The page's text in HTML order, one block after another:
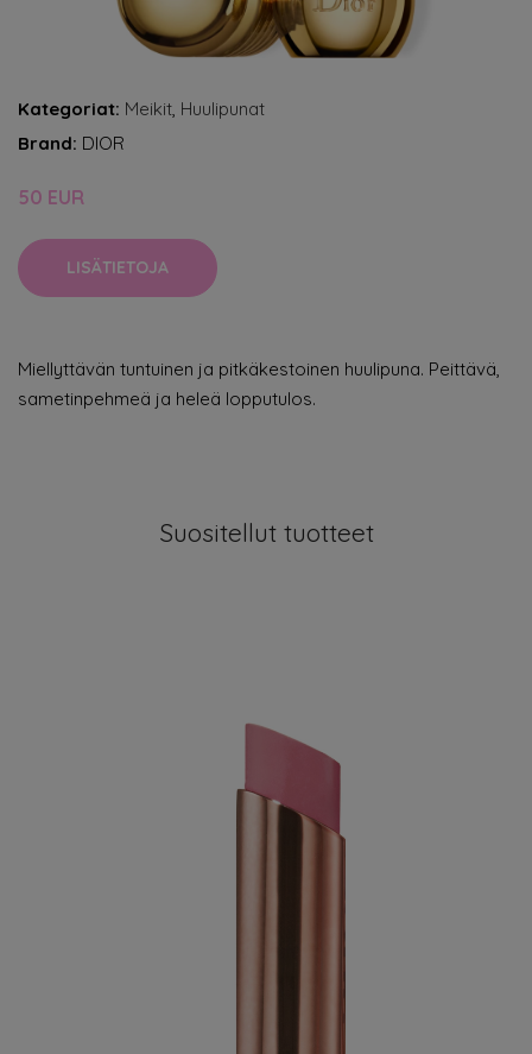
Kategoriat: Meikit, Huulipunat
Brand: DIOR
50 EUR
LISÄTIETOJA
Miellyttävän tuntuinen ja pitkäkestoinen huulipuna. Peittävä,
sametinpehmeä ja heleä lopputulos.
Suositellut tuotteet